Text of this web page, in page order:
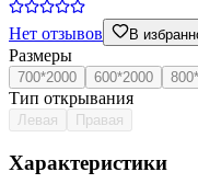
Нет отзывов В
Размеры
700*2000 600*2000
Тип открывания
Левая Правая
Характеристики